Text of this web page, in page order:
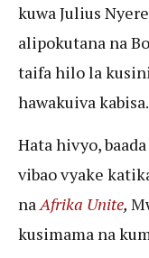
kuwa Julius
alipokutana na
taifa hilo la
hawakuiva kabisa.
Hata hivyo,
vibao vyake
naAfrika Unite,
kusimama na